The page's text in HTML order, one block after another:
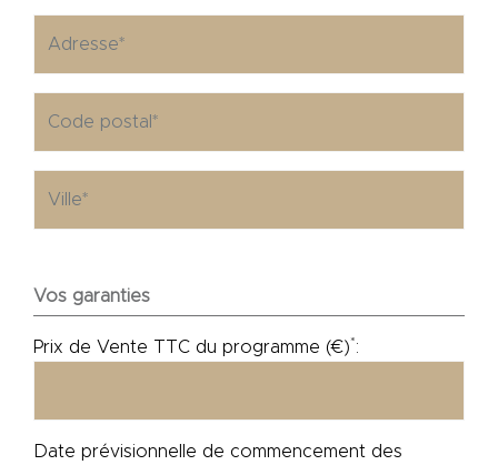
Vos garanties
Prix de Vente TTC du programme (€)*:
Date prévisionnelle de commencement des